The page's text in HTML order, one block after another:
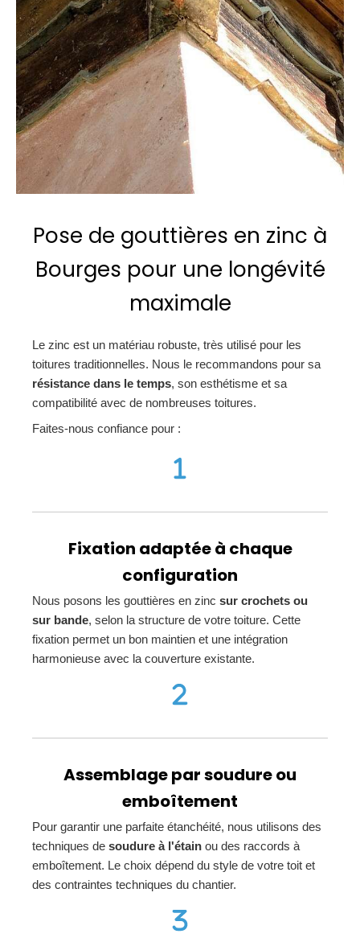
Pose de gouttières en zinc à
Bourges pour une longévité
maximale
Le zinc est un matériau robuste, très utilisé pour les
toitures traditionnelles. Nous le recommandons pour sa
résistance dans le temps, son esthétisme et sa
compatibilité avec de nombreuses toitures.
Faites-nous confiance pour :
Fixation adaptée à chaque
configuration
Nous posons les gouttières en zinc sur crochets ou
sur bande, selon la structure de votre toiture. Cette
fixation permet un bon maintien et une intégration
harmonieuse avec la couverture existante.
Assemblage par soudure ou
emboîtement
Pour garantir une parfaite étanchéité, nous utilisons des
techniques de soudure à l'étain ou des raccords à
emboîtement. Le choix dépend du style de votre toit et
des contraintes techniques du chantier.